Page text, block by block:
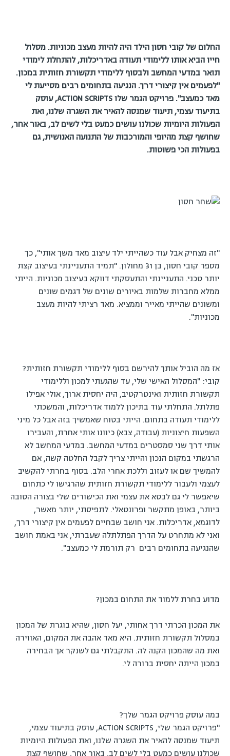
החלום של קובי חסון הילד היה להיות מעצב מכוניות. מסלול
חייו הביא אותו ללימודי תעודה באדריכלות, להתחלת לימודי
תואר במדעי המחשב ולבסוף ללימודי תקשורת חזותית במכון.
"לפעמים אין קיצורי דרך. הנגיעה בתחומים רבים מסייעת לי
מאד כמעצב". פרויקט הגמר שלו ACTION SCRIPTS, עוסק
בתיעוד עצמי, תיעוד שמנסה להאיר את השגרה שלנו, ואת
הפעולות היומיות שכולנו עושים כמעט בלי לשים לב, באור אחר,
שחושף קצת מהיופי והמורכבות של התנועה האנושית, גם
בפעולות הכי פשוטות.
"זה מצחיק אבל עוד כשהייתי ילד עיצוב מאד משך אותי", כך
מספר קובי חסון, בן 31 מחולון. "תמיד התעניינתי בעיצוב קצת
יותר טכני. התעניינתי והתעסקתי דווקא בעיצוב מכוניות. הייתי
ממלא מחברות שלמות באיורים שונים של דגמים שונים
ומשונים שהייתי מאייר וממציא. מאד רציתי להיות מעצב
מכוניות".
אז מה הוביל אותך להירשם בסוף ללימודי תקשורת חזותית?
קובי: "המסלול האישי שלי, עד שהגעתי למכון וללימודי
תקשורת חזותית ואינטרקטיב, היה יחסית ארוך, אולי אפילו
פתלתל. התחלתי עוד בתיכון ללמוד אדריכלות, והמשכתי
ללימודי תעודה בתחום. הייתי בטוח שאמשיך בזה אבל כל מיני
השפעות חיצוניות (עבודה, צבא) כיוונו אותי אחרת, והעבירו
אותי דרך שני סמסטרים במדעי המחשב. במדעי המחשב לא
הרגשתי במקום הנכון והייתי צריך לקבל החלטה קשה, אם
להמשיך שם או לעזוב וללכת אחרי הלב. בסוף בחרתי להקשיב
לעצמי ולעבור ללימודי תקשורת חזותית שהרגישו לי כתחום
שיאפשר לי גם לבטא את עצמי ואת הכישורים שלי בצורה הטובה
ביותר, באופן מתקשר ופרונטאלי. לתפיסתי, יותר מאשר,
לדוגמא, אדריכלות. אני חושב שבחיים לפעמים אין קיצורי דרך,
ואני לא מתחרט על הדרך הפתלתלה שעברתי, אני באמת חושב
שהנגיעה בתחומים רבים רק תורמת לי כמעצב".
מדוע בחרת ללמוד את התחום במכון?
את המכון הכרתי דרך אחותי, יעל חסון, שהיא בוגרת של המכון
במסלול תקשורת חזותית. היא מאד אהבה את המקום, האווירה
ואת מה שהמכון הקנה לה. התקבלתי גם לשנקר אך הבחירה
במכון הייתה יחסית ברורה לי.
במה עוסק פרויקט הגמר שלך?
"פרויקט הגמר שלי, ACTION SCRIPTS, עוסק בתיעוד עצמי,
תיעוד שמנסה להאיר את השגרה שלנו, ואת הפעולות היומיות
שכולנו עושים כמעט בלי לשים לב, באור אחר, שחושף קצת